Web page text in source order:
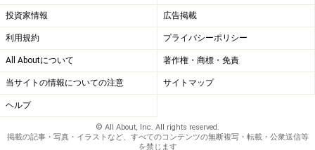
投資家情報 広告掲載
利用規約 プライバシーポリシー
All Aboutについて 著作権・商標・免責
当サイトの情報についての注意 サイトマップ
ヘルプ
© All About, Inc. All rights reserved.
掲載の記事・写真・イラストなど、すべてのコンテンツの無断複写・転載・公衆送信等
を禁じます